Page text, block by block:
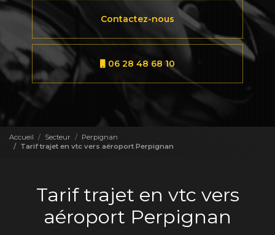
Contactez-nous
06 28 48 68 10
Accueil Secteur
Perpignan
Tarif trajet en vtc vers aéroport Perpignan
Tarif trajet en vtc vers
aéroport Perpignan